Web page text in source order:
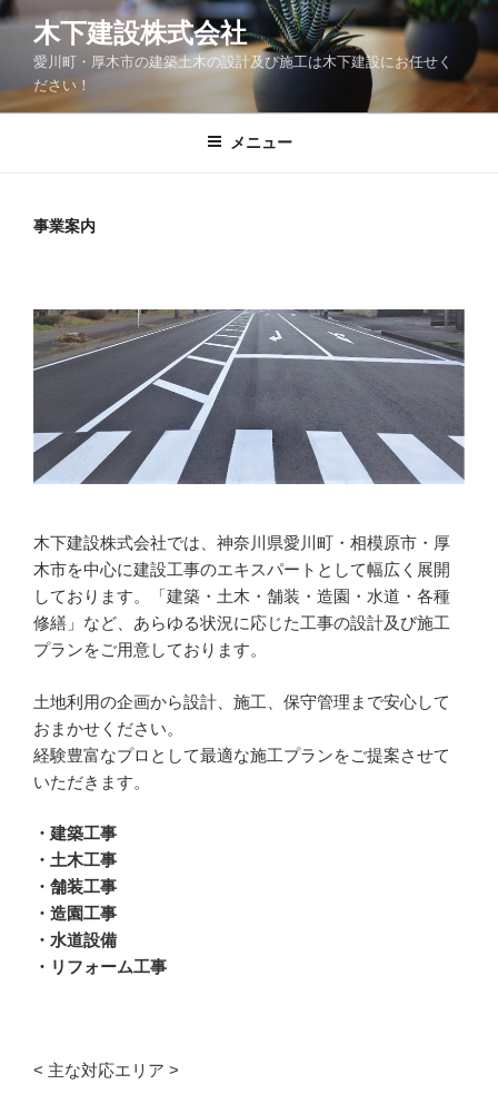
コ
ン
ツ
木下建設株式会社
愛川町・厚木市の建築土木の設計及び施工は木下建設にお任せく
ださい！
メニュー
事業案内
木下建設株式会社では、神奈川県愛川町・相模原市・厚
木市を中心に建設工事のエキスパートとして幅広く展開
しております。「建築・土木・舗装・造園・水道・各種
修繕」など、あらゆる状況に応じた工事の設計及び施工
プランをご用意しております。
土地利用の企画から設計、施工、保守管理まで安心して
おまかせください。
経験豊富なプロとして最適な施工プランをご提案させて
いただきます。
・建築工事
・土木工事
・舗装工事
・造園工事
・水道設備
・リフォーム工事
< 主な対応エリア >